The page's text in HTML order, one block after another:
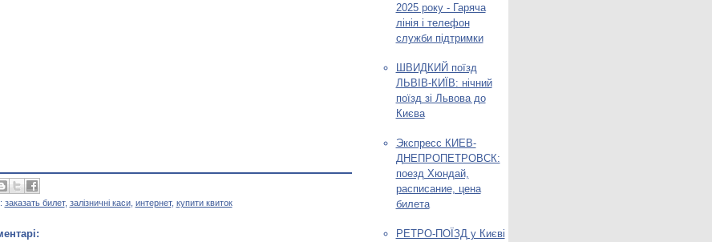
заказать билет, залізничні каси, интернет, купити квиток
2025 року - Гаряча
лінія і телефон
служби підтримки
ШВИДКИЙ поїзд
ЛЬВІВ-КИЇВ: нічний
поїзд зі Львова до
Києва
Экспресс КИЕВ-
ДНЕПРОПЕТРОВСК:
поезд Хюндай,
расписание, цена
билета
РЕТРО-ПОЇЗД у Києві